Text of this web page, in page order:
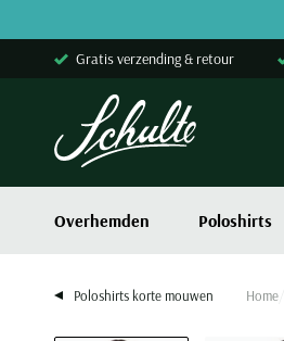
Gratis verzending & retour
Overhemden Poloshirts
Poloshirts korte mouwen Home